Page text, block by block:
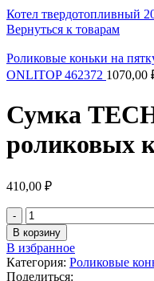
Котел твердотопливный
Вернуться к товарам
Роликовые коньки на
ONLITOP 462372 1070,00
Сумка
роликовых
410,00 ₽
В корзину
В избранное
Категория: Роликовые
Поделиться: